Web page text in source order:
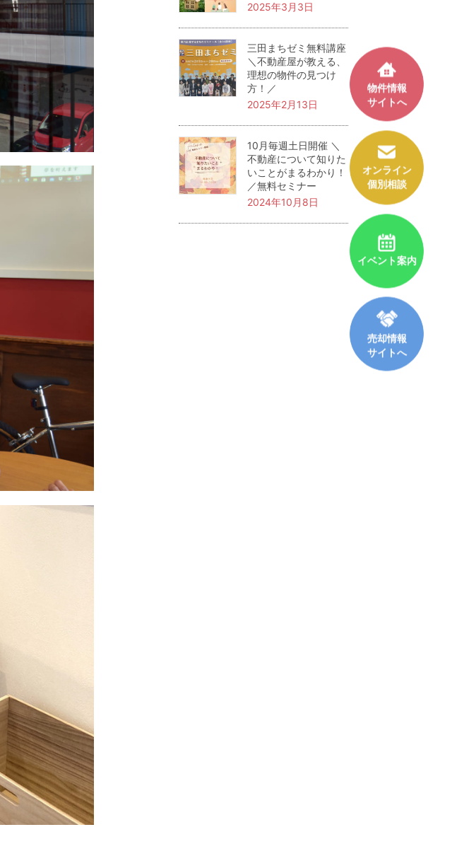
2025年3月3日
三田まちゼミ無料講座
＼不動産屋が教える、
理想の物件の見つけ
方！／
2025年2月13日
10月毎週土日開催 ＼
不動産について知りた
いことがまるわかり！
／無料セミナー
2024年10月8日
物件情報
サイトへ
オンライン
個別相談
イベント案内
売却情報
サイトへ